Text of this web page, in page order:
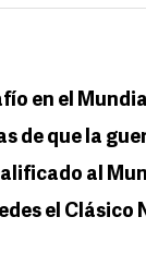
en el
de que la
al
el Clásico